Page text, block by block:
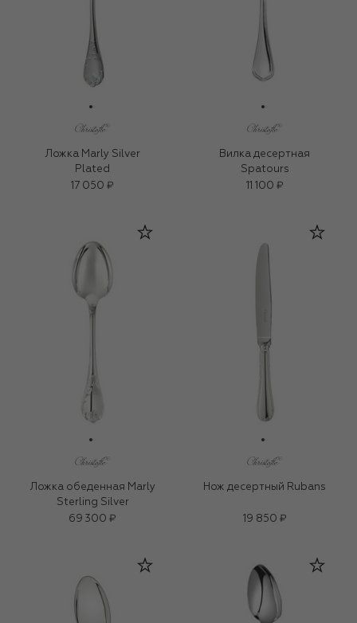
Ложка Marly Silver
Plated
17 050 ₽
Вилка десертная
Spatours
11 100 ₽
Ложка обеденная Marly
Sterling Silver
69 300 ₽
Нож десертный Rubans
19 850 ₽